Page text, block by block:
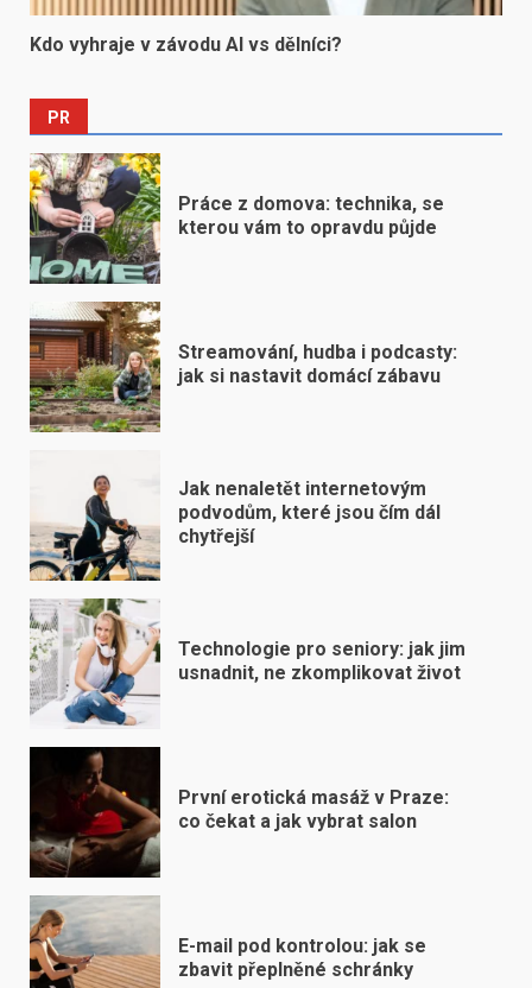
Kdo vyhraje v závodu AI vs dělníci?
PR
Práce z domova: technika, se
kterou vám to opravdu půjde
Streamování, hudba i podcasty:
jak si nastavit domácí zábavu
Jak nenaletět internetovým
podvodům, které jsou čím dál
chytřejší
Technologie pro seniory: jak jim
usnadnit, ne zkomplikovat život
První erotická masáž v Praze:
co čekat a jak vybrat salon
E-mail pod kontrolou: jak se
zbavit přeplněné schránky